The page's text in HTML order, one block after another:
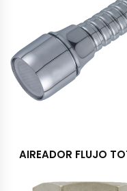
AIREADOR FLUJO